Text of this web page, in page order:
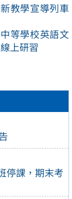
停課，期末考
教學宣導列車
等學校英語文
上研習